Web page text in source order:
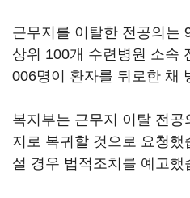
근무지를 이탈한 전공의는
상위 100개 수련병원 소속
006명이 환자를 뒤로한 채
복지부는 근무지 이탈 전
지로 복귀할 것으로 요청했
설 경우 법적조치를 예고했